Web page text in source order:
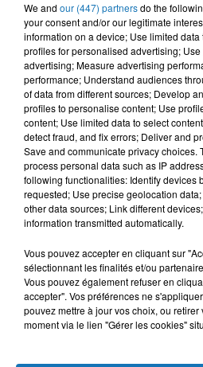
We and our (447) partnersdo the
your consent and/or our legitimate
information on a device; Use limited
profiles for personalised advertising;
advertising; Measure advertising
performance; Understand audiences
of data from different sources; Develop
profiles to personalise content; Use
content; Use limited data to select
detect fraud, and fix errors; Deliver and
Save and communicate privacy choices.
process personal data such as IP
following functionalities: Identify devices
requested; Use precise geolocation
other data sources; Link different
information transmitted automatically.
Vous pouvez accepter en cliquant sur
sélectionnant les finalités et/ou
Vous pouvez également refuser en
accepter". Vos préférences ne
pouvez mettre à jour vos choix, ou
moment via le lien "Gérer les cookies"